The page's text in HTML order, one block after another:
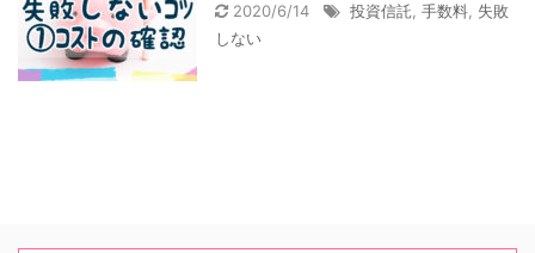
2020/6/14 投資信託 手数料 失敗
しない